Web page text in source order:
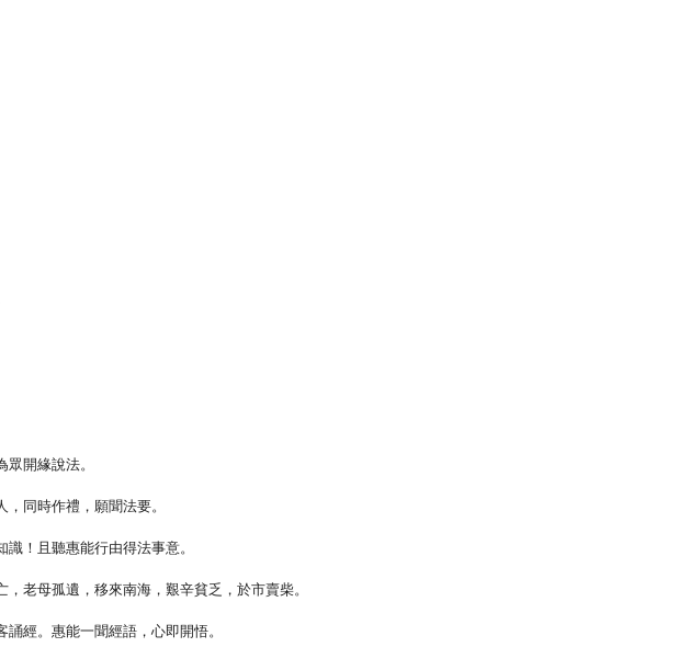
開緣說法。
同時作禮，願聞法要。
！且聽惠能行由得法事意。
老母孤遺，移來南海，艱辛貧乏，於市賣柴。
經。惠能一聞經語，心即開悟。